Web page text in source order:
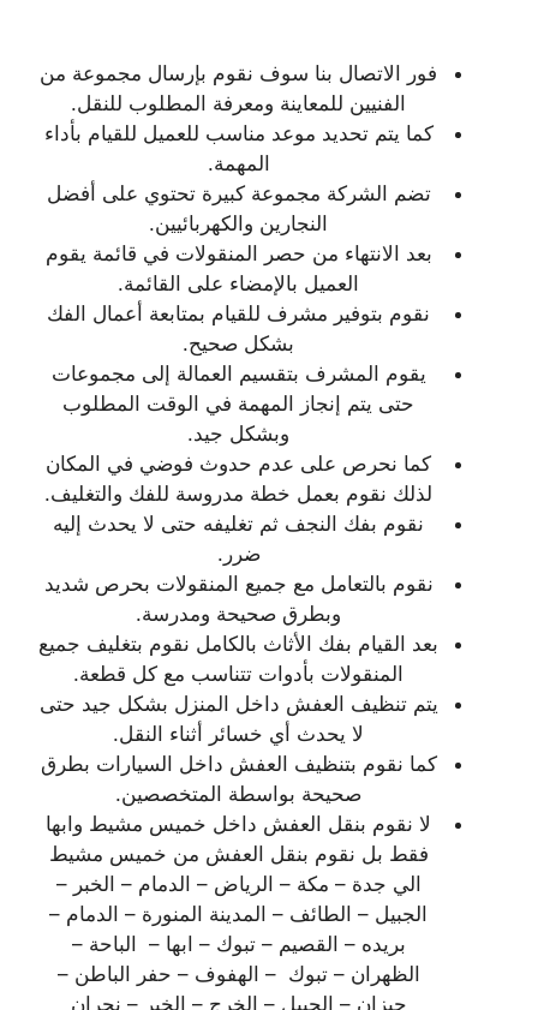
فور الاتصال بنا سوف نقوم بإرسال مجموعة من
الفنيين للمعاينة ومعرفة المطلوب للنقل.
كما يتم تحديد موعد مناسب للعميل للقيام بأداء
المهمة.
تضم الشركة مجموعة كبيرة تحتوي على أفضل
النجارين والكهربائيين.
بعد الانتهاء من حصر المنقولات في قائمة يقوم
العميل بالإمضاء على القائمة.
نقوم بتوفير مشرف للقيام بمتابعة أعمال الفك
بشكل صحيح.
يقوم المشرف بتقسيم العمالة إلى مجموعات
حتى يتم إنجاز المهمة في الوقت المطلوب
وبشكل جيد.
كما نحرص على عدم حدوث فوضي في المكان
لذلك نقوم بعمل خطة مدروسة للفك والتغليف.
نقوم بفك النجف ثم تغليفه حتى لا يحدث إليه
ضرر.
نقوم بالتعامل مع جميع المنقولات بحرص شديد
وبطرق صحيحة ومدرسة.
بعد القيام بفك الأثاث بالكامل نقوم بتغليف جميع
المنقولات بأدوات تتناسب مع كل قطعة.
يتم تنظيف العفش داخل المنزل بشكل جيد حتى
لا يحدث أي خسائر أثناء النقل.
كما نقوم بتنظيف العفش داخل السيارات بطرق
صحيحة بواسطة المتخصصين.
لا نقوم بنقل العفش داخل خميس مشيط وابها
فقط بل نقوم بنقل العفش من خميس مشيط
الي جدة – مكة – الرياض – الدمام – الخبر –
الجبيل – الطائف – المدينة المنورة – الدمام –
بريده – القصيم – تبوك – ابها – الباحة –
الظهران – تبوك – الهفوف – حفر الباطن –
جيزان – الجبيل – الخرج – الخبر – نجران